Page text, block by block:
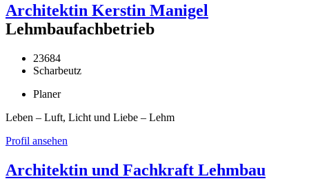
Architektin Kerstin Manigel
Lehmbaufachbetrieb
23684
Scharbeutz
Planer
Leben – Luft, Licht und Liebe – Lehm
Profil ansehen
Architektin und Fachkraft Lehmbau